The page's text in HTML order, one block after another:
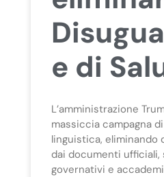
e di
L’amministrazione
massiccia campagna
linguistica, eliminando
dai documenti ufficiali,
governativi e